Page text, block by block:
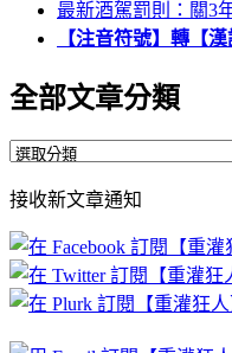
最新酒駕罰則：關3
【注音符號】轉【
全部文章分類
全
文
章
分
類
接收新文章通知